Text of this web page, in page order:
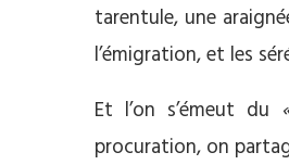
tarentule, une
l’émigration, et les
Et l’on s’émeut du
procuration, on